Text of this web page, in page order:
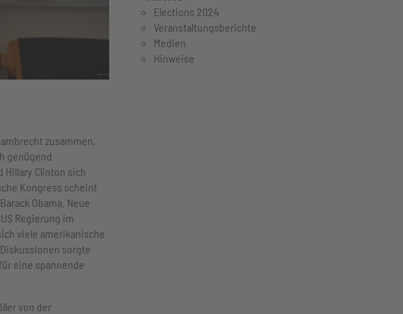
zusammen,
genügend
Hillary Clinton sich
Kongress scheint
Obama. Neue
Regierung im
viele amerikanische
sorgte
eine spannende
von der
Elections 2024
Veranstaltungsberichte
Medien
Hinweise